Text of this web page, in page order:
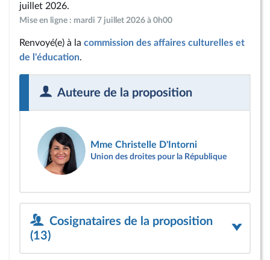
juillet 2026.
Mise en ligne : mardi 7 juillet 2026 à 0h00
Renvoyé(e) à la commission des affaires culturelles et
de l'éducation.
Auteure de la proposition
Mme Christelle D'Intorni
Union des droites pour la République
Cosignataires de la proposition
(13)